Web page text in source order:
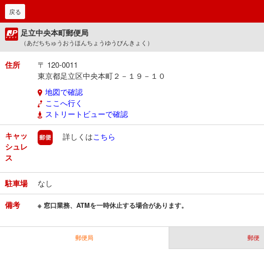
戻る
足立中央本町郵便局
（あだちちゅうおうほんちょうゆうびんきょく）
住所
〒 120-0011
東京都足立区中央本町２－１９－１０
地図で確認
ここへ行く
ストリートビューで確認
キャッ
シュレ
ス
郵便
詳しくはこちら
駐車場 なし
備考 ※ 窓口業務、ATMを一時休止する場合があります。
郵便局 郵便